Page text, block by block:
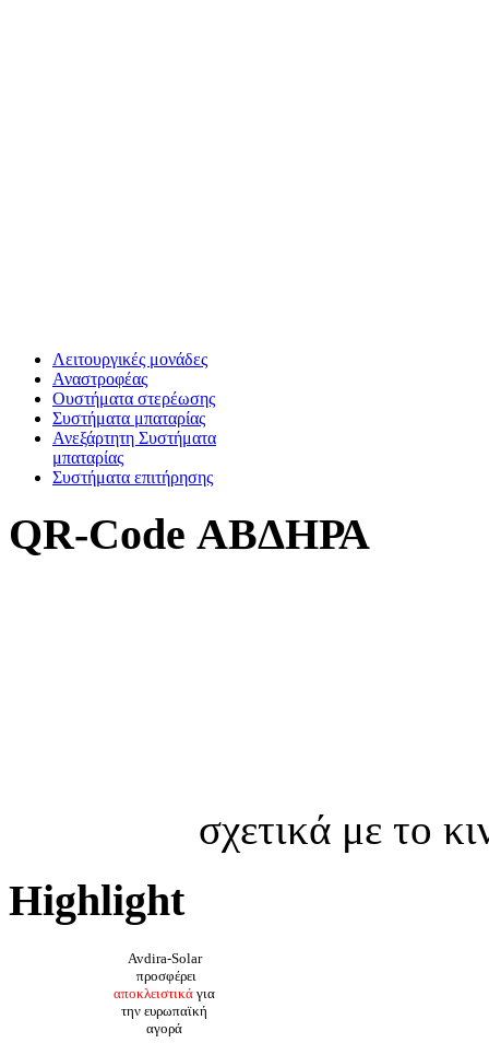
Λειτουργικές μονάδες
Αναστροφέας
Oυστήματα στερέωσης
Συστήματα μπαταρίας
Ανεξάρτητη Συστήματα
μπαταρίας
Συστήματα επιτήρησης
QR-Code ΑΒΔΗΡΑ
σχετικά με το
Highlight
Avdira-Solar
προσφέρει
αποκλειστικά για
την ευρωπαϊκή
αγορά